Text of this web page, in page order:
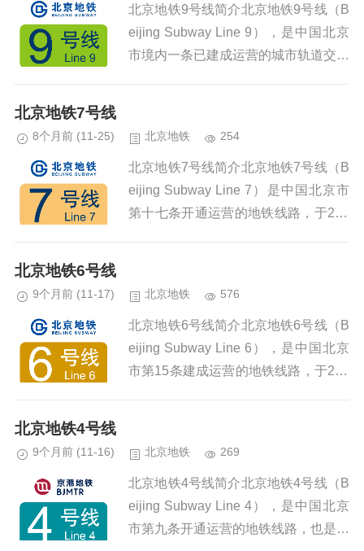
北京地铁9号线简介北京地铁9号线（B
eijing Subway Line 9），是中国北京
市境内一条已建成运营的城市轨道交通
北京地铁7号线
8个月前 (11-25) 北京地铁 254
北京地铁7号线简介北京地铁7号线（B
eijing Subway Line 7）是中国北京市
第十七条开通运营的地铁线路，于201
北京地铁6号线
9个月前 (11-17) 北京地铁 576
北京地铁6号线简介北京地铁6号线（B
eijing Subway Line 6），是中国北京
市第15条建成运营的地铁线路，于201
北京地铁4号线
9个月前 (11-16) 北京地铁 269
北京地铁4号线简介北京地铁4号线（B
eijing Subway Line 4），是中国北京
市第九条开通运营的地铁线路，也是北